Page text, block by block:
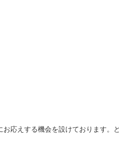
応えする機会を設けております。